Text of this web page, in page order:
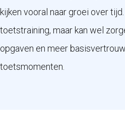
kijken vooral naar groei over
toetstraining, maar kan wel
opgaven en meer
toetsmomenten.